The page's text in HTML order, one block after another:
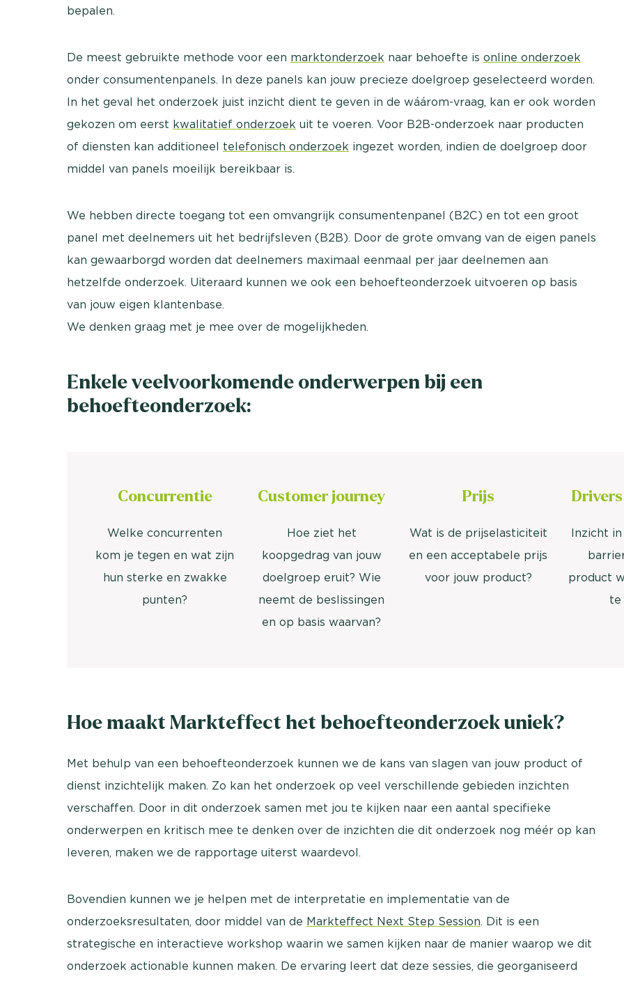
bepalen.
De meest gebruikte methode voor een marktonderzoek naar behoefte is online onderzoek
onder consumentenpanels. In deze panels kan jouw precieze doelgroep geselecteerd worden.
In het geval het onderzoek juist inzicht dient te geven in de wáárom-vraag, kan er ook worden
gekozen om eerst kwalitatief onderzoek uit te voeren. Voor B2B-onderzoek naar producten
of diensten kan additioneel telefonisch onderzoek ingezet worden, indien de doelgroep door
middel van panels moeilijk bereikbaar is.
We hebben directe toegang tot een omvangrijk consumentenpanel (B2C) en tot een groot
panel met deelnemers uit het bedrijfsleven (B2B). Door de grote omvang van de eigen panels
kan gewaarborgd worden dat deelnemers maximaal eenmaal per jaar deelnemen aan
hetzelfde onderzoek. Uiteraard kunnen we ook een behoefteonderzoek uitvoeren op basis
van jouw eigen klantenbase.
We denken graag met je mee over de mogelijkheden.
Enkele veelvoorkomende onderwerpen bij een
behoefteonderzoek:
Concurrentie
Welke concurrenten
kom je tegen en wat zijn
hun sterke en zwakke
punten?
Customer journey
Hoe ziet het
koopgedrag van jouw
doelgroep eruit? Wie
neemt de beslissingen
en op basis waarvan?
Prijs
Wat is de prijselasticiteit
en een acceptabele prijs
voor jouw product?
Inzicht
product
te
Hoe maakt Markteffect het behoefteonderzoek uniek?
Met behulp van een behoefteonderzoek kunnen we de kans van slagen van jouw product of
dienst inzichtelijk maken. Zo kan het onderzoek op veel verschillende gebieden inzichten
verschaffen. Door in dit onderzoek samen met jou te kijken naar een aantal specifieke
onderwerpen en kritisch mee te denken over de inzichten die dit onderzoek nog méér op kan
leveren, maken we de rapportage uiterst waardevol.
Bovendien kunnen we je helpen met de interpretatie en implementatie van de
onderzoeksresultaten, door middel van de Markteffect Next Step Session. Dit is een
strategische en interactieve workshop waarin we samen kijken naar de manier waarop we dit
onderzoek actionable kunnen maken. De ervaring leert dat deze sessies, die georganiseerd